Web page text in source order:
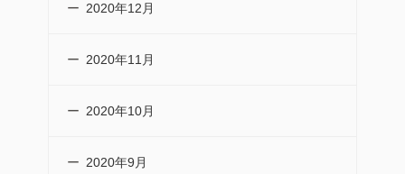
2020年12月
2020年11月
2020年10月
2020年9月